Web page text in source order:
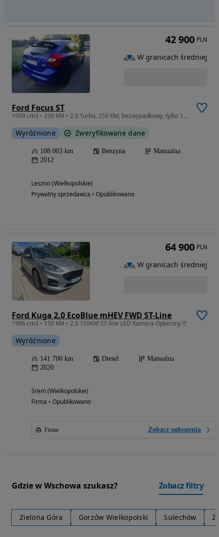
Ford Focus ST
1999 cm3 • 250 KM • 2.0 Turbo, 250 KM, bezwypadkowy, tylko 108 tys. km
Wyróżnione Zweryfikowane dane
108 003 km Benzyna
Manualna
2012
Leszno (Wielkopolskie)
Prywatny sprzedawca • Opublikowano
42 900 PLN
W granicach średniej
Ford Kuga 2.0 EcoBlue mHEV FWD ST-Line
1996 cm3 • 150 KM • 2,0 150KM ST-line LED Kamera Opłacony !!!
Wyróżnione
141 700 km Diesel
Manualna
2020
Śrem (Wielkopolskie)
Firma • Opublikowano
Firma Zobacz ogłoszenia
64 900 PLN
W granicach średniej
Gdzie w Wschowa szukasz? Zobacz filtry
Zielona Góra Gorzów Wielkopolski Sulechów